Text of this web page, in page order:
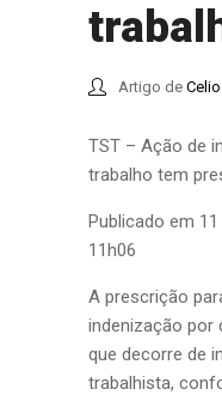
Artigo de
TST – Ação de
trabalho tem
Publicado em
11h06
A prescrição
indenização por
que decorre de
trabalhista,